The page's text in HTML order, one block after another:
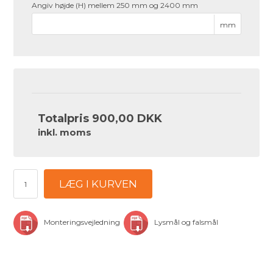
Angiv højde (H) mellem 250 mm og 2400 mm
mm
Totalpris 900,00 DKK
inkl. moms
LÆG I KURVEN
Monteringsvejledning Lysmål og falsmål